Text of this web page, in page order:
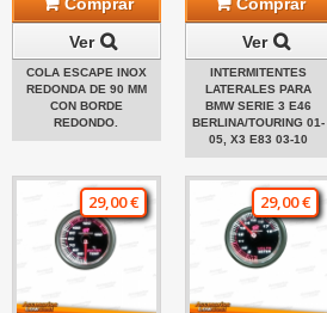
Ver
COLA ESCAPE INOX
REDONDA DE 90 MM
CON BORDE
REDONDO.
Ver
INTERMITENTES
LATERALES PARA
BMW SERIE 3 E46
BERLINA/TOURING 01-
05, X3 E83 03-10
29,00 € 29,00 €